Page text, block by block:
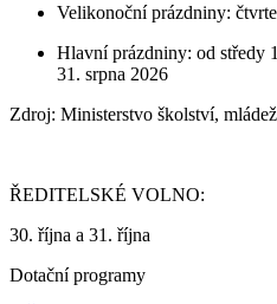
Velikonoční prázdniny:
Hlavní prázdniny: od středy
31. srpna 2026
Zdroj: Ministerstvo školství,
ŘEDITELSKÉ VOLNO:
30. října a 31. října
Dotační programy